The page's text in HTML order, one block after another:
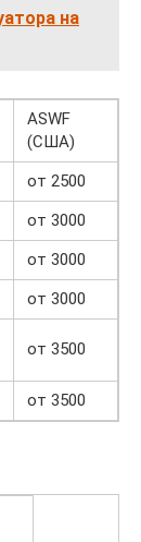
на
ASWF
(США)
от 2500
от 3000
от 3000
от 3000
от 3500
от 3500